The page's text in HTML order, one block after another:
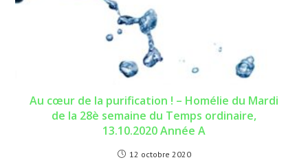
Au cœur de la purification ! – Homélie du Mardi
de la 28è semaine du Temps ordinaire,
13.10.2020 Année A
12 octobre 2020